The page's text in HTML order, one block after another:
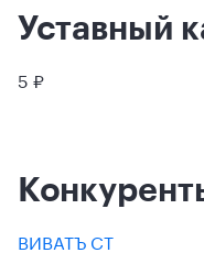
Уставный
5 ₽
ВИВАТЪ СТ